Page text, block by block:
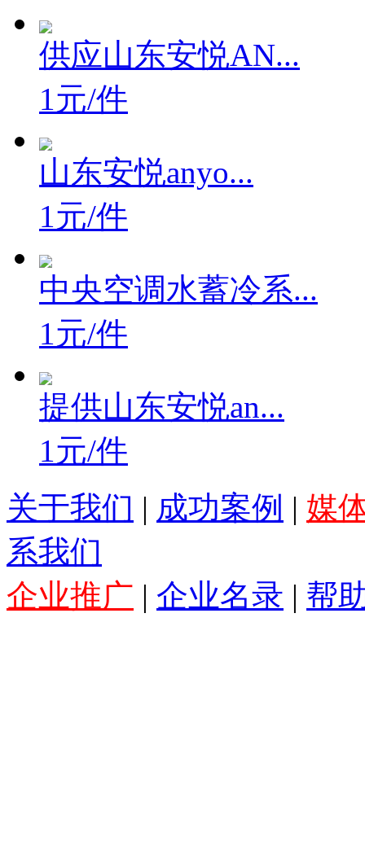
供应山东安悦AN...
1元/件
山东安悦anyo...
1元/件
中央空调水蓄冷系...
1元/件
提供山东安悦an...
1元/件
关于我们 | 成功案例 | 媒
系我们
企业推广 | 企业名录 | 帮